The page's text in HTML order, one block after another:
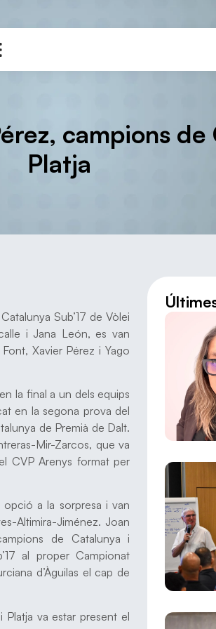
campions de
Platja
Sub’17 de Vòlei
i Jana León, es van
Xavier Pérez i Yago
la final a un dels equips
en la segona prova del
de Premià de Dalt.
Mir-Zarcos, que va
CVP Arenys format per
a la sorpresa i van
Altimira-Jiménez. Joan
de Catalunya i
al proper Campionat
d’Àguilas el cap de
Platja va estar present el